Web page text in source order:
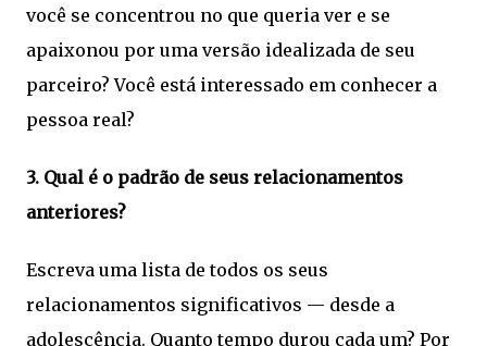
você se concentrou no que queria ver e se
apaixonou por uma versão idealizada de seu
parceiro? Você está interessado em conhecer a
pessoa real?
3. Qual é o padrão de seus relacionamentos
anteriores?
Escreva uma lista de todos os seus
relacionamentos significativos — desde a
adolescência. Quanto tempo durou cada um? Por